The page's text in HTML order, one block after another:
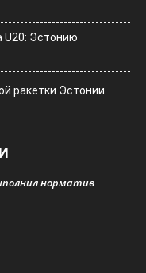
U20: Эстонию
ракетки Эстонии
норматив